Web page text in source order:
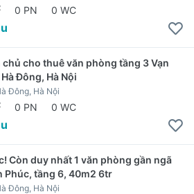
0 PN 0 WC
chủ cho thuê văn phòng tầng 3 Vạn
Đông, Hà Nội
Đông, Hà Nội
0 PN 0 WC
Còn duy nhất 1 văn phòng gần ngã
Phúc, tầng 6, 40m2 6tr
Đông, Hà Nội